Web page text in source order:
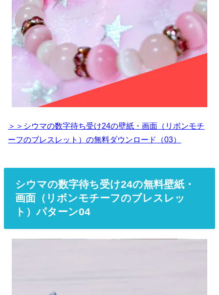
＞＞シウマの数字待ち受け24の壁紙・画面（リボンモチ
ーフのブレスレット）の無料ダウンロード（03）
シウマの数字待ち受け24の無料壁紙・
画面（リボンモチーフのブレスレッ
ト）パターン04